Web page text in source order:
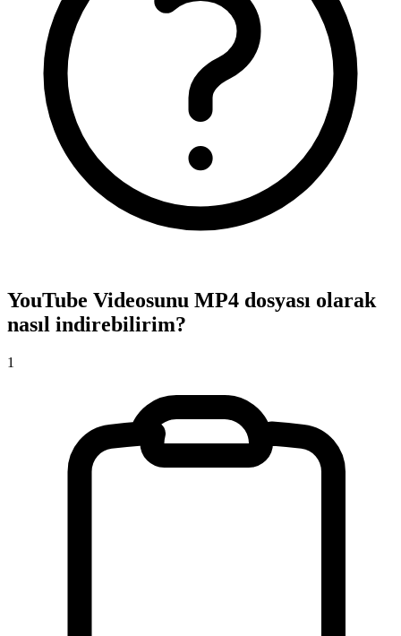
YouTube Videosunu MP4 dosyası olarak
nasıl indirebilirim?
1